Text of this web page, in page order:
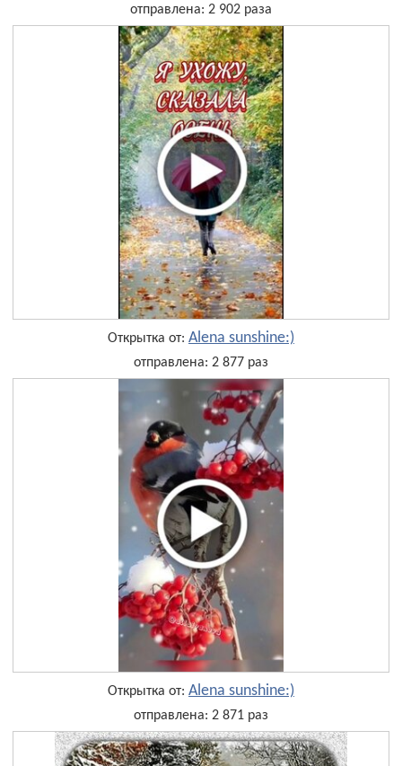
отправлена: 2 902 раза
Открытка от: Alena sunshine:)
отправлена: 2 877 раз
Открытка от: Alena sunshine:)
отправлена: 2 871 раз